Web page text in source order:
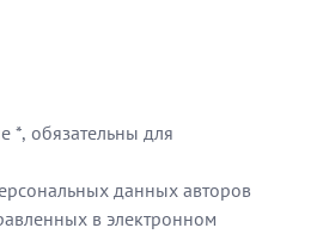
*, обязательны для
данных авторов
в электронном